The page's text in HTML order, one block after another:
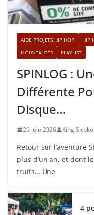
AIDE PROJETS HIP HOP HIP
NOUVEAUTÉS
PLAYLIST
SPINLOG :
Différente
Disque…
29 juin 2026 King Siroko
Retour sur l’aventure
plus d’un an, et dont
fruits… Une
4